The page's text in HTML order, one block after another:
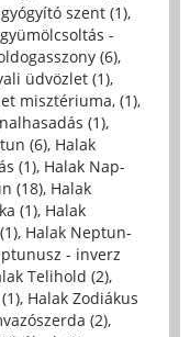
gyógyító szent (1),
gyümölcsoltás -
(6),
üdvözlet (1),
misztériuma, (1),
(1),
(6), Halak
(1), Halak Nap-
(18), Halak
(1), Halak
, Halak Neptun-
- inverz
Telihold (2),
, Halak Zodiákus
(2),